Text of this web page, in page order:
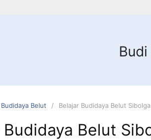
Belut Belajar Budidaya Belut Sibolga
Budidaya Belut